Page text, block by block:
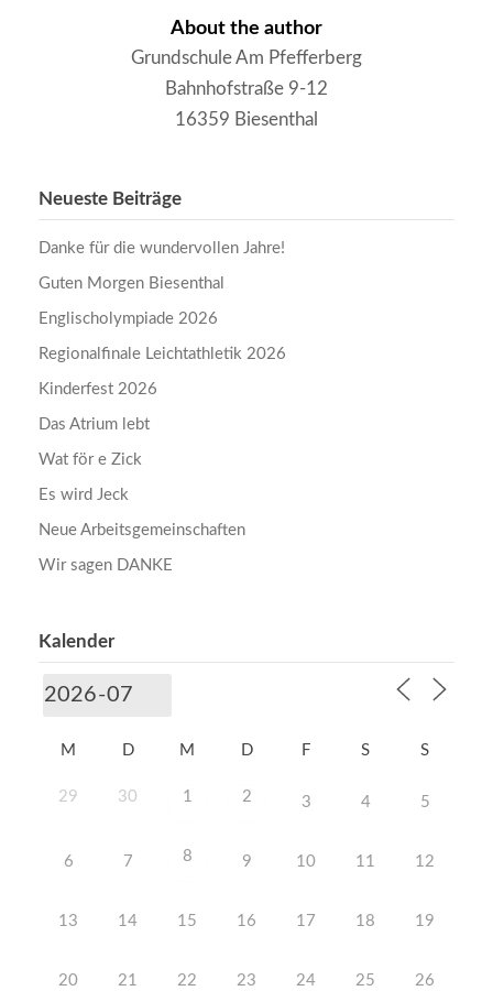
About the author
Grundschule Am Pfefferberg
Bahnhofstraße 9-12
16359 Biesenthal
Neueste Beiträge
Danke für die wundervollen Jahre!
Guten Morgen Biesenthal
Englischolympiade 2026
Regionalfinale Leichtathletik 2026
Kinderfest 2026
Das Atrium lebt
Wat för e Zick
Es wird Jeck
Neue Arbeitsgemeinschaften
Wir sagen DANKE
Kalender
M D M D F S S
29 30 1 2 3 4 5
6 7 8 9 10 11 12
13 14 15 16 17 18 19
20 21 22 23 24 25 26